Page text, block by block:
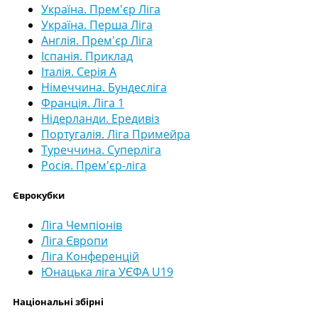
Україна. Прем'єр Ліга
Україна. Перша Ліга
Англія. Прем'єр Ліга
Іспанія. Приклад
Італія. Серія А
Німеччина. Бундесліга
Франція. Ліга 1
Нідерланди. Ередивіз
Португалія. Ліга Примейра
Туреччина. Суперліга
Росія. Прем'єр-ліга
Єврокубки
Ліга Чемпіонів
Ліга Європи
Ліга Конференцій
Юнацька ліга УЄФА U19
Національні збірні